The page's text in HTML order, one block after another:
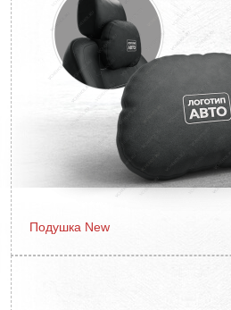
Подушка New